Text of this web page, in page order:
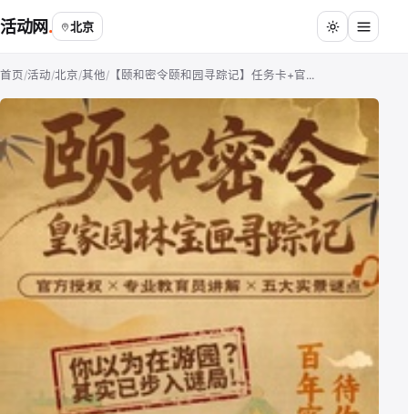
活动网 北京
首页/活动/北京/其他/ 【颐和密令颐和园寻踪记】任务卡+官...